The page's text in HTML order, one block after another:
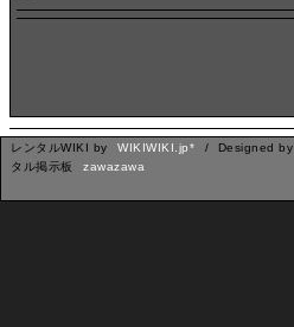
レンタルWIKI by WIKIWIKI.jp* / Designed by
タル掲示板
zawazawa